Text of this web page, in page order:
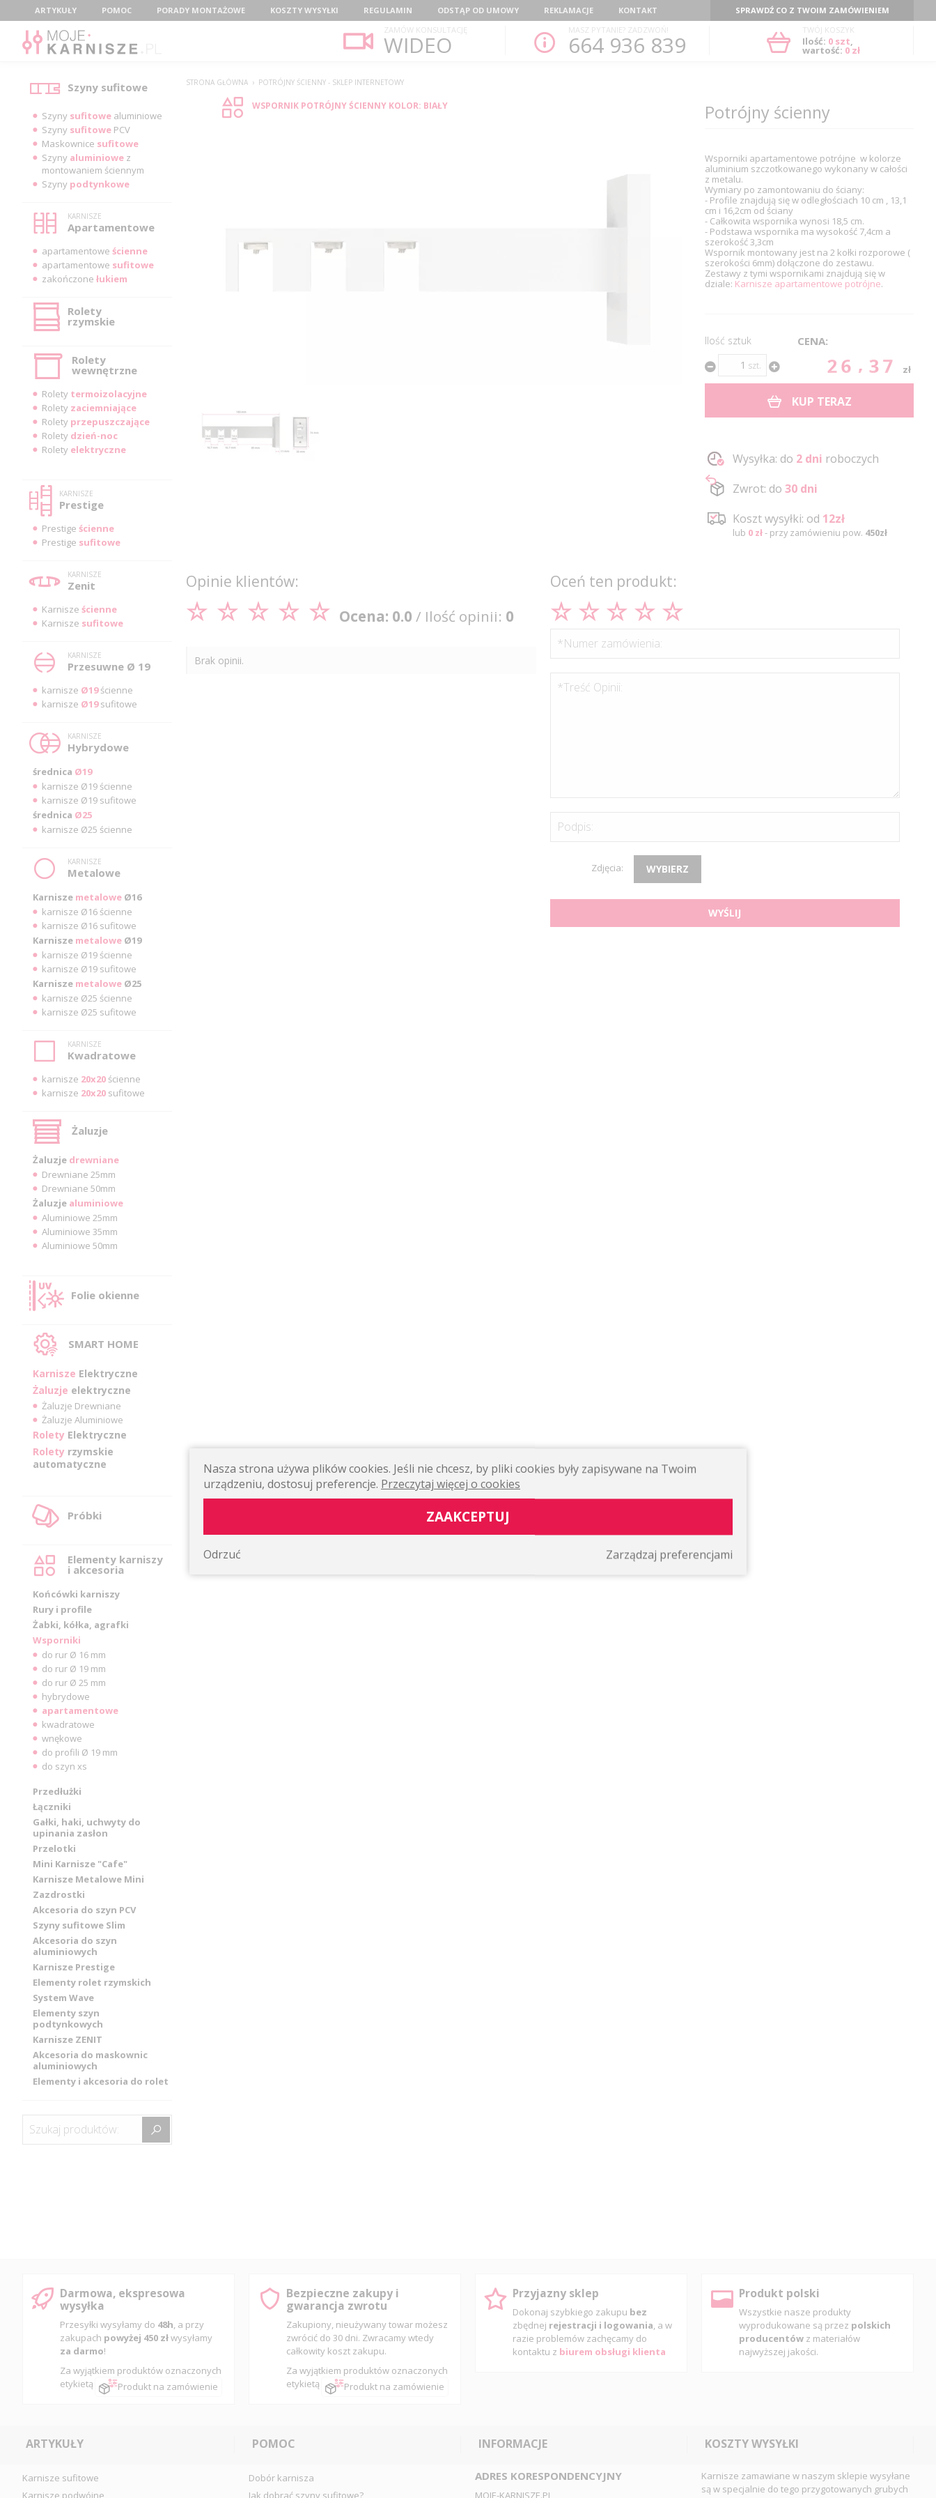
MenuARTYKUŁY POMOC PORADY MONTAŻOWE KOSZTY WYSYŁKI REGULAMIN ODSTĄP OD UMOWY REKLAMACJE KONTAKT
SPRAWDŹ CO Z TWOIM ZAMÓWIENIEM
ZAMÓW KONSULTACJĘ
WIDEO
MASZ PYTANIE? ZADZWOŃ!
664 936 839
TWÓJ KOSZYK
Ilość: 0szt,
wartość: 0 zł
Szyny sufitowe
Szyny sufitowe aluminiowe
Szyny sufitowe PCV
Maskownice sufitowe
Szyny aluminiowe z
montowaniem ściennym
Szyny podtynkowe
KARNISZE
Apartamentowe
apartamentowe ścienne
apartamentowe sufitowe
zakończone łukiem
Rolety
rzymskie
Rolety
wewnętrzne
Rolety termoizolacyjne
Rolety zaciemniające
Rolety przepuszczające
Rolety dzień-noc
Rolety elektryczne
KARNISZE
Prestige
Prestige ścienne
Prestige sufitowe
KARNISZE
Zenit
Karnisze ścienne
Karnisze sufitowe
KARNISZE
Przesuwne Ø 19
karnisze Ø19ścienne
karnisze Ø19sufitowe
KARNISZE
Hybrydowe
średnica Ø19
karnisze Ø19 ścienne
karnisze Ø19 sufitowe
średnica Ø25
karnisze Ø25 ścienne
KARNISZE
Metalowe
Karnisze metalowe Ø16
karnisze Ø16 ścienne
karnisze Ø16 sufitowe
Karnisze metalowe Ø19
karnisze Ø19 ścienne
karnisze Ø19 sufitowe
Karnisze metalowe Ø25
karnisze Ø25 ścienne
karnisze Ø25 sufitowe
KARNISZE
Kwadratowe
karnisze 20x20 ścienne
karnisze 20x20 sufitowe
Żaluzje
Żaluzje drewniane
Drewniane 25mm
Drewniane 50mm
Żaluzje aluminiowe
Aluminiowe 25mm
Aluminiowe 35mm
Aluminiowe 50mm
Folie okienne
SMART HOME
Karnisze Elektryczne
Żaluzje elektryczne
Żaluzje Drewniane
Żaluzje Aluminiowe
Rolety Elektryczne
Rolety rzymskie
automatyczne
Próbki
Elementy karniszy
i akcesoria
Końcówki karniszy
Rury i profile
Żabki, kółka, agrafki
Wsporniki
do rur Ø 16 mm
do rur Ø 19 mm
do rur Ø 25 mm
hybrydowe
apartamentowe
kwadratowe
wnękowe
do profili Ø 19 mm
do szyn xs
Przedłużki
Łączniki
Gałki, haki, uchwyty do
upinania zasłon
Przelotki
Mini Karnisze "Cafe"
Karnisze Metalowe Mini
Zazdrostki
Akcesoria do szyn PCV
Szyny sufitowe Slim
Akcesoria do szyn
aluminiowych
Karnisze Prestige
Elementy rolet rzymskich
System Wave
Elementy szyn
podtynkowych
Karnisze ZENIT
Akcesoria do maskownic
aluminiowych
Elementy i akcesoria do rolet
Szukaj produktów:
STRONA GŁÓWNA › POTRÓJNY ŚCIENNY - SKLEP INTERNETOWY
WSPORNIK POTRÓJNY ŚCIENNY KOLOR: BIAŁY Potrójny ścienny
Wsporniki apartamentowe potrójne w kolorze
aluminium szczotkowanego wykonany w całości
z metalu.
Wymiary po zamontowaniu do ściany:
- Profile znajdują się w odległościach 10 cm , 13,1
cm i 16,2cm od ściany
- Całkowita wspornika wynosi 18,5 cm.
- Podstawa wspornika ma wysokość 7,4cm a
szerokość 3,3cm
Wspornik montowany jest na 2 kołki rozporowe (
szerokości 6mm) dołączone do zestawu.
Zestawy z tymi wspornikami znajdują się w
dziale: Karnisze apartamentowe potrójne.
Ilość sztuk
szt.
CENA:
26.37 zł
KUP TERAZ
Wysyłka: do 2 dni roboczych
Zwrot: do 30 dni
Koszt wysyłki: od 12zł
lub 0 zł- przy zamówieniu pow. 450zł
Opinie klientów:
Ocena: 0.0 / Ilość opinii: 0
Brak opinii.
Oceń ten produkt:
*Numer zamówienia:
*Treść Opinii:
Podpis:
Zdjęcia: WYBIERZ
WYŚLIJ
Darmowa, ekspresowa
wysyłka
Przesyłki wysyłamy do 48h, a przy
zakupach powyżej 450 złwysyłamy
za darmo!
Za wyjątkiem produktów oznaczonych
etykietą
Produkt na zamówienie
Bezpieczne zakupy i
gwarancja zwrotu
Zakupiony, nieużywany towar możesz
zwrócić do 30 dni. Zwracamy wtedy
całkowity koszt zakupu.
Za wyjątkiem produktów oznaczonych
etykietą
Produkt na zamówienie
Przyjazny sklep
Dokonaj szybkiego zakupu bez
zbędnej rejestracji i logowania, a w
razie problemów zachęcamy do
kontaktu z biurem obsługi klienta
Produkt polski
Wszystkie nasze produkty
wyprodukowane są przez polskich
producentów z materiałów
najwyższej jakości.
ARTYKUŁY
Karnisze sufitowe
Karnisze podwójne
POMOC
Dobór karnisza
Jak dobrać szyny sufitowe?
INFORMACJE
ADRES KORESPONDENCYJNY
MOJE-KARNISZE.PL
KOSZTY WYSYŁKI
Karnisze zamawiane w naszym sklepie wysyłane
są w specjalnie do tego przygotowanych grubych
Nasza strona używa plików cookies. Jeśli nie chcesz, by pliki cookies były zapisywane na Twoim
urządzeniu, dostosuj preferencje. Przeczytaj więcej o cookies
ZAAKCEPTUJ
Zarządzaj preferencjami
Odrzuć